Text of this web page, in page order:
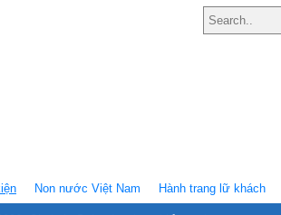
Non nước Việt Nam Hành trang lữ khách